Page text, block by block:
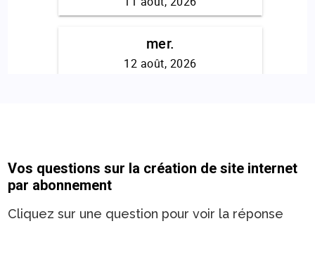
Vos questions sur la création de site internet
par abonnement
Cliquez sur une question pour voir la réponse